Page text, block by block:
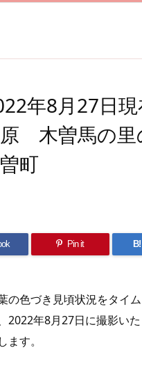
年8月27日
木曽馬の
町
Pin it B!
色づき見頃状況をタイ
2022年8月27日に撮影い
す。